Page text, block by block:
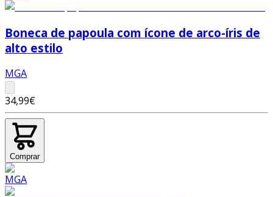
Boneca de papoula com ícone de arco-íris de
alto estilo
MGA
34,99€
Comprar